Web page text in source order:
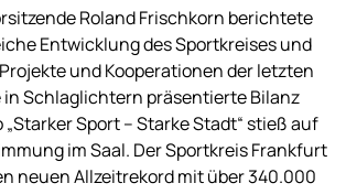
Roland Frischkorn berichtete
Entwicklung des Sportkreises und
und Kooperationen der letzten
in Schlaglichtern präsentierte Bilanz
Sport – Starke Stadt“ stieß auf
im Saal. Der Sportkreis Frankfurt
neuen Allzeitrekord mit über 340.000